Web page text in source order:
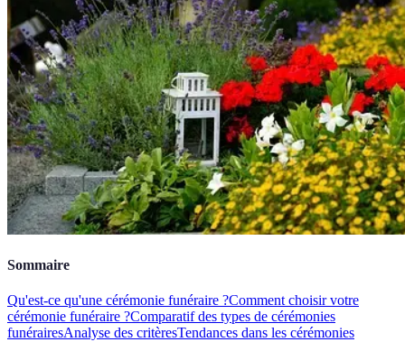
Sommaire
Qu'est-ce qu'une cérémonie funéraire ?Comment choisir votre
cérémonie funéraire ?Comparatif des types de cérémonies
funérairesAnalyse des critèresTendances dans les cérémonies